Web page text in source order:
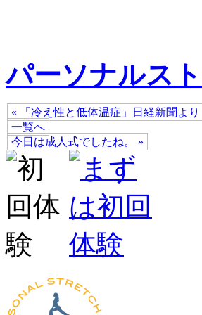
パーソナルス
« 「冷え性と低体温症」日経新聞より
一覧へ
今日は成人式でしたね。 »